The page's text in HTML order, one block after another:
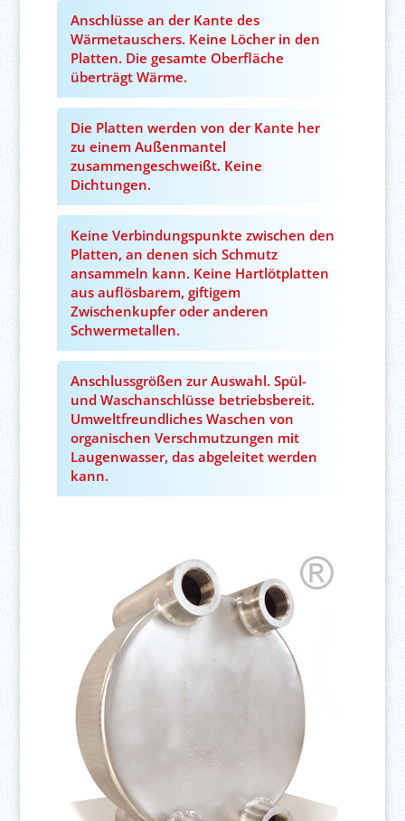
Anschlüsse an der Kante des
Wärmetauschers. Keine Löcher in den
Platten. Die gesamte Oberfläche
überträgt Wärme.
Die Platten werden von der Kante her
zu einem Außenmantel
zusammengeschweißt. Keine
Dichtungen.
Keine Verbindungspunkte zwischen den
Platten, an denen sich Schmutz
ansammeln kann. Keine Hartlötplatten
aus auflösbarem, giftigem
Zwischenkupfer oder anderen
Schwermetallen.
Anschlussgrößen zur Auswahl. Spül-
und Waschanschlüsse betriebsbereit.
Umweltfreundliches Waschen von
organischen Verschmutzungen mit
Laugenwasser, das abgeleitet werden
kann.